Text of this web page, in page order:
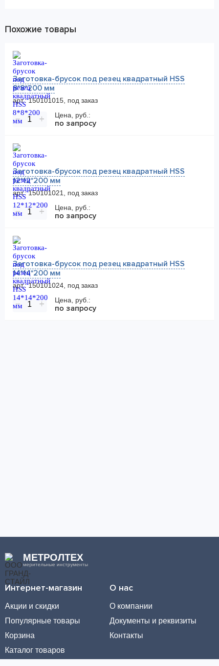
Похожие товары
Заготовка-брусок под резец квадратный HSS
8*8*200 мм
арт.: 150101015, под заказ
− + Цена, руб.:
по запросу
Заготовка-брусок под резец квадратный HSS
12*12*200 мм
арт.: 150101021, под заказ
− + Цена, руб.:
по запросу
Заготовка-брусок под резец квадратный HSS
14*14*200 мм
арт.: 150101024, под заказ
− + Цена, руб.:
по запросу
МЕТРОЛТЕХ
мерительные инструменты
Интернет-магазин
Акции и скидки
Популярные товары
Корзина
Каталог товаров
О нас
О компании
Документы и реквизиты
Контакты